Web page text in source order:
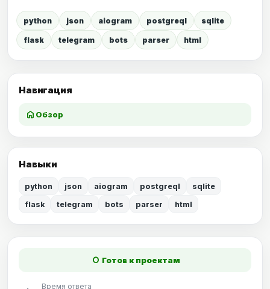
Навигация
home Обзор
Навыки
python json aiogram postgreql
sqlite
flask
telegram bots parser html
python json aiogram postgreql sqlite
flask telegram bots parser html
fiber_manual_record Готов к проектам
Время ответа